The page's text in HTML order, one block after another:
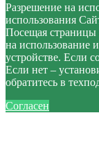
Разрешение на
использования
Посещая страницы
на использование
устройстве. Если
Если нет –
обратитесь в
Согласен